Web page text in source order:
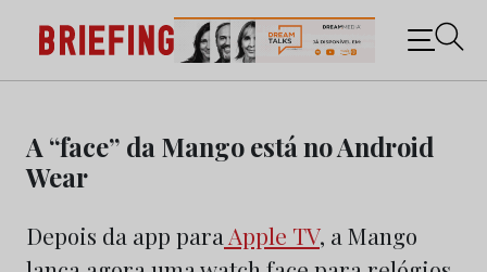
content
Briefing: Todas as notícias sobre os negócios do
Marketing e da Publicidade
A “face” da Mango está no Android
Wear
Depois da app para Apple TV, a Mango